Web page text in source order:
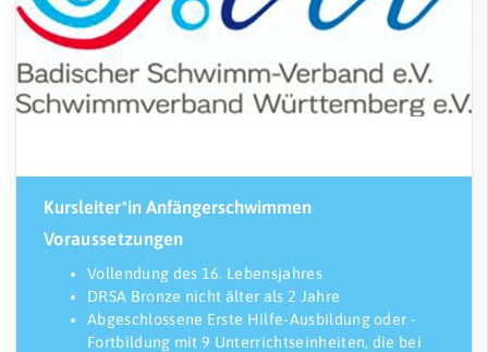
Kursleiter*in Anfängerschwimmen
Voraussetzungen
Vollendung des 16. Lebensjahres
DRSA Bronze nicht älter als 2 Jahre
Abgeschlossene Erste Hilfe-Ausbildung oder -
Fortbildung mit 9 Unterrichtseinheiten, die bei